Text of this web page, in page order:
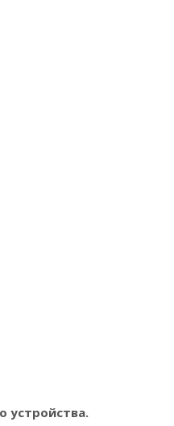
устройства.